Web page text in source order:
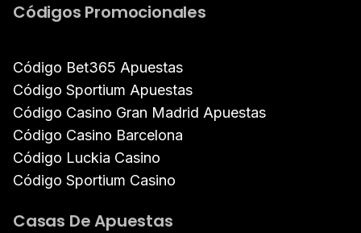
Códigos Promocionales
Código Bet365 Apuestas
Código Sportium Apuestas
Código Casino Gran Madrid Apuestas
Código Casino Barcelona
Código Luckia Casino
Código Sportium Casino
Casas De Apuestas